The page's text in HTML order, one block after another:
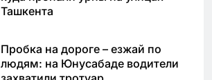
Ташкента
Пробка на дороге – езжай по
людям: на Юнусабаде водители